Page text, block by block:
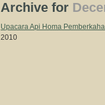
Archive for
Upacara Api Homa
2010